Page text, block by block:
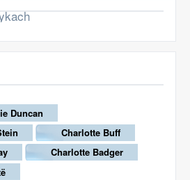
Duncan
Charlotte Buff
Charlotte Badger